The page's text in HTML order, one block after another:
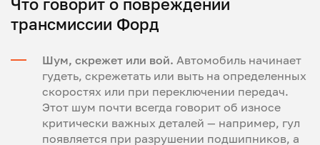
Что говорит о повреждении
трансмиссии Форд
Шум, скрежет или вой. Автомобиль начинает
гудеть, скрежетать или выть на определенных
скоростях или при переключении передач.
Этот шум почти всегда говорит об износе
критически важных деталей — например, гул
появляется при разрушении подшипников, а